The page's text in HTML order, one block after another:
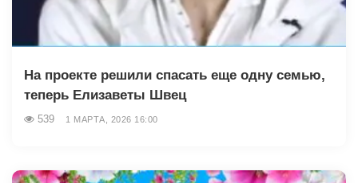
На проекте решили спасать еще одну семью,
теперь Елизаветы Швец
539 1 МАРТА, 2026 16:00